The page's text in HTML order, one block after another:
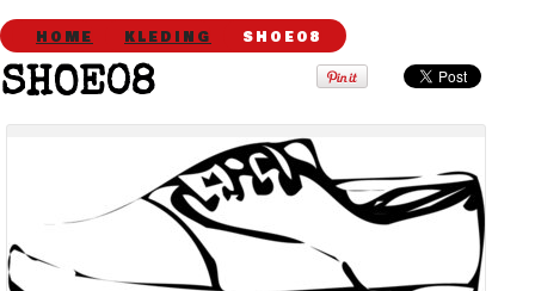
HOME KLEDING SHOE08
SHOE08view all customizable products